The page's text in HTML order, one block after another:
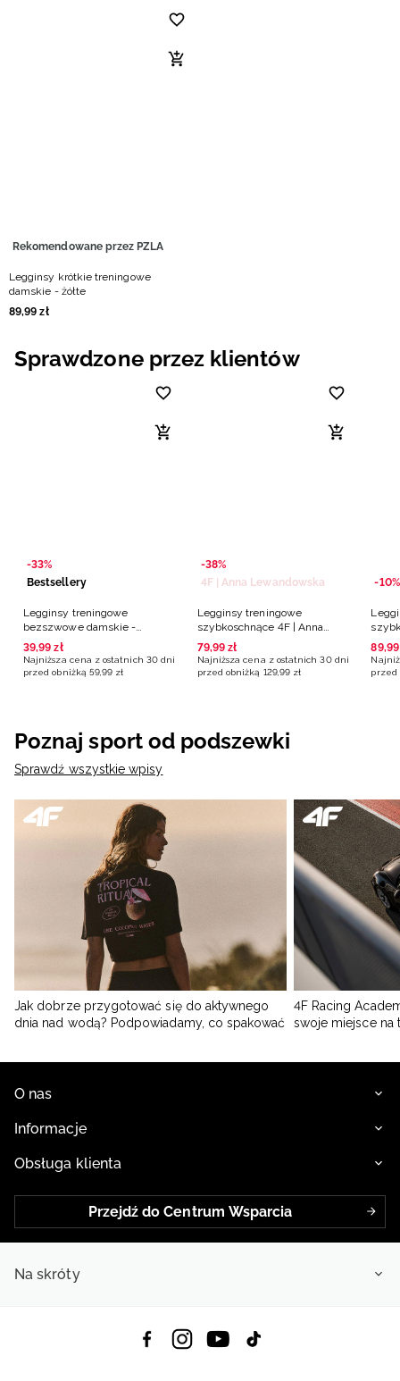
Rekomendowane przez PZLA
Legginsy krótkie treningowe
damskie - żółte
89,99 zł
Sprawdzone przez klientów
-33%
Bestsellery
Legginsy treningowe
bezszwowe damskie -
czerwone
39,99 zł
Najniższa cena z ostatnich 30 dni
przed obniżką 59,99 zł
-38%
4F | Anna Lewandowska
Legginsy treningowe
szybkoschnące 4F | Anna
Lewandowska - niebieskie
79,99 zł
Najniższa cena z ostatnich 30 dni
przed obniżką 129,99 zł
-10%
89,99
przed
Poznaj sport od podszewki
Sprawdź wszystkie wpisy
Jak dobrze przygotować się do aktywnego
dnia nad wodą? Podpowiadamy, co spakować
4F Racing
swoje miejsce na
O nas
Informacje
Obsługa klienta
Przejdź do Centrum Wsparcia
Na skróty